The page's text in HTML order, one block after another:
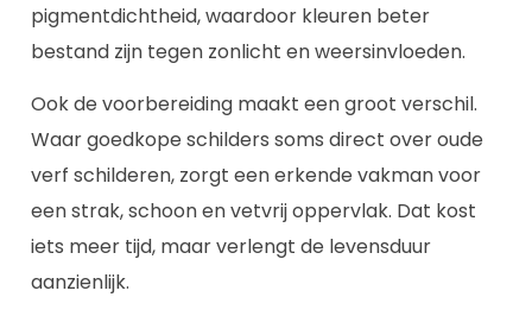
pigmentdichtheid, waardoor kleuren beter
bestand zijn tegen zonlicht en weersinvloeden.
Ook de voorbereiding maakt een groot verschil.
Waar goedkope schilders soms direct over oude
verf schilderen, zorgt een erkende vakman voor
een strak, schoon en vetvrij oppervlak. Dat kost
iets meer tijd, maar verlengt de levensduur
aanzienlijk.